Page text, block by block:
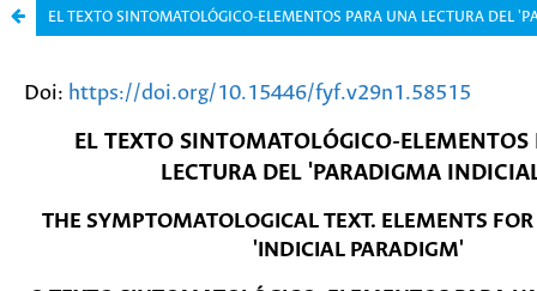
EL TEXTO SINTOMATOLÓGICO-ELEMENTOS PARA UNA LECTURA DEL